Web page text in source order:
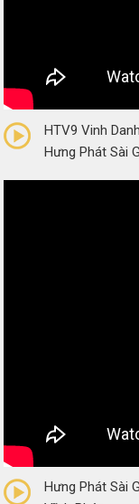
(0 Reviews)
HTV9 Vinh
Hưng Phát Sài
(0 Reviews)
Hưng Phát Sài